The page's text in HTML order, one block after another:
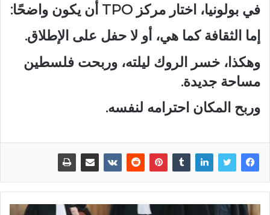
في بولونيا، اختار مركز TPO أن يكون واضحًا:
إما الثقافة كما هي، أو لا حفل على الإطلاق.
وهكذا، خسر الروك ليلته، وربحت فلسطين
مساحة جديدة.
وربح المكان احترامه لنفسه.